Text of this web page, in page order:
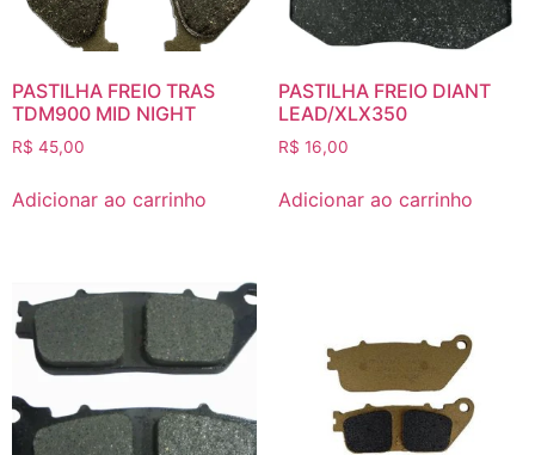
PASTILHA FREIO TRAS
TDM900 MID NIGHT
R$ 45,00
Adicionar ao carrinho
PASTILHA FREIO DIANT
LEAD/XLX350
R$ 16,00
Adicionar ao carrinho